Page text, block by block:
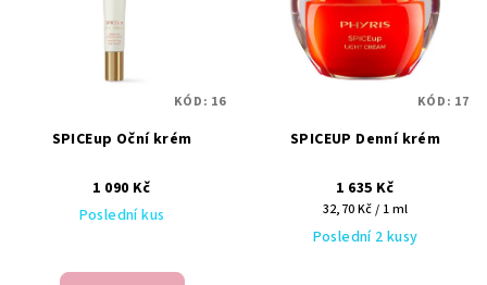
SPICEup Oční krém
1 090 Kč
Poslední kus
KÓD: 16
SPICEUP Denní krém
1 635 Kč
Měrná
cena:
32,70 Kč / 1 ml
Poslední 2 kusy
KÓD: 17